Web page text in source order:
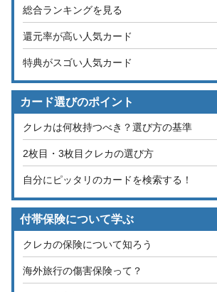
総合ランキングを見る
還元率が高い人気カード
特典がスゴい人気カード
カード選びのポイント
クレカは何枚持つべき？選び方の基準
2枚目・3枚目クレカの選び方
自分にピッタリのカードを検索する！
付帯保険について学ぶ
クレカの保険について知ろう
海外旅行の傷害保険って？